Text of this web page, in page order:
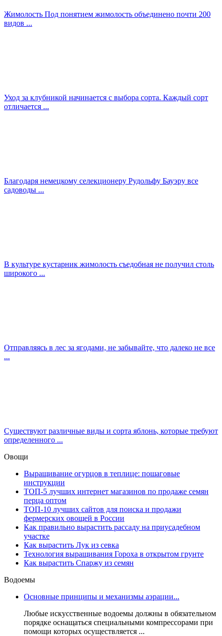
Жимолость Под понятием жимолость объединено почти 200
видов ...
Уход за клубникой начинается с выбора сорта. Каждый сорт
отличается ...
Благодаря немецкому селекционеру Рудольфу Бауэру все
садоводы ...
В культуре кустарник жимолость съедобная не получил столь
широкого ...
Отправляясь в лес за ягодами, не забывайте, что далеко не все
...
Существуют различные виды и сорта яблонь, которые требуют
определенного ...
Овощи
Выращивание огурцов в теплице: пошаговые
инструкции
ТОП-5 лучших интернет магазинов по продаже семян
перца оптом
ТОП-10 лучших сайтов для поиска и продажи
фермерских овощей в России
Как правильно вырастить рассаду на приусадебном
участке
Как вырастить Лук из севка
Технология выращивания Гороха в открытом грунте
Как вырастить Спаржу из семян
Водоемы
Основные принципы и механизмы аэрации...
Любые искусственные водоемы должны в обязательном
порядке оснащаться специальными компрессорами при
помощи которых осуществляется ...